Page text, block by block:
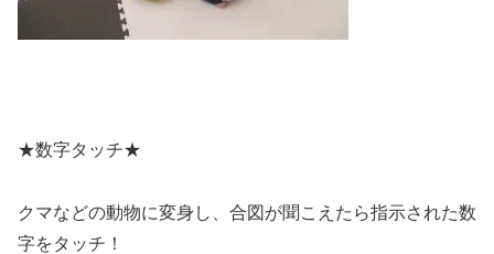
★数字タッチ★
クマなどの動物に変身し、合図が聞こえたら指示された数
字をタッチ！